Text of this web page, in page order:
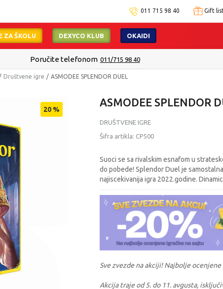
011 715 98 40 Gift
ZA ŠKOLU DEXYCO KLUB OKAIDI
Poručite telefonom 011/715 98 40
Društvene igre ASMODEE SPLENDOR DUEL
20 %
ASMODEE SPLENDOR
DRUŠTVENE IGRE
Šifra artikla: CP500
Suoci se sa rivalskim esnafom u
do pobede! Splendor Duel je
najiscekivanija igra 2022.godine.
Sve zvezde na akciji! Najbolje
Akcija traje od 5. do 11. avgusta,